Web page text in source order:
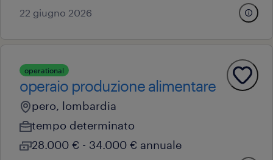
22 giugno 2026
operational
operaio produzione alimentare
pero, lombardia
tempo determinato
28.000 € - 34.000 € annuale